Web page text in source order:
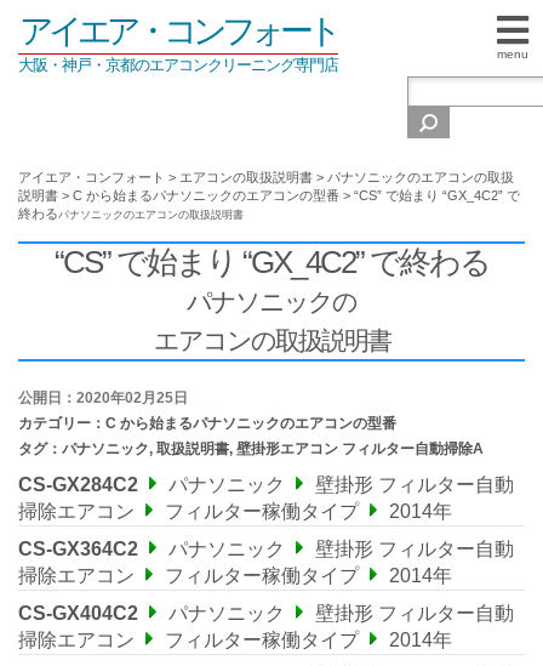
menu
アイエア・コンフォート
大阪・神戸・京都のエアコンクリーニング専門店
アイエア・コンフォート > エアコンの取扱説明書 > パナソニックのエアコンの取扱
説明書 > C から始まるパナソニックのエアコンの型番 > “CS” で始まり “GX_4C2” で
終わるパナソニックのエアコンの取扱説明書
“CS” で始まり “GX_4C2” で終わる
パナソニックの
エアコンの取扱説明書
公開日：2020年02月25日
カテゴリー： C から始まるパナソニックのエアコンの型番
タグ： パナソニック, 取扱説明書, 壁掛形エアコン フィルター自動掃除A
CS-GX284C2 パナソニック
壁掛形 フィルター自動
掃除エアコン
フィルター稼働タイプ
2014年
CS-GX364C2
パナソニック
壁掛形 フィルター自動
掃除エアコン
フィルター稼働タイプ
2014年
CS-GX404C2
パナソニック
壁掛形 フィルター自動
掃除エアコン
フィルター稼働タイプ
2014年